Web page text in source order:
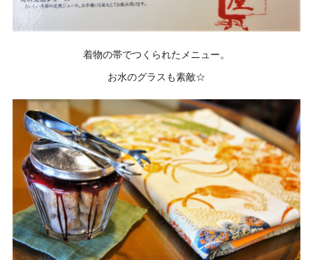
着物の帯でつくられたメニュー。
お水のグラスも素敵☆